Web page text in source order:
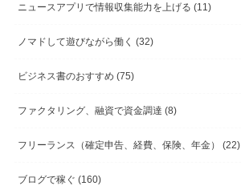
ニュースアプリで情報収集能力を上げる (11)
ノマドして遊びながら働く (32)
ビジネス書のおすすめ (75)
ファクタリング、融資で資金調達 (8)
フリーランス（確定申告、経費、保険、年金） (22)
ブログで稼ぐ (160)